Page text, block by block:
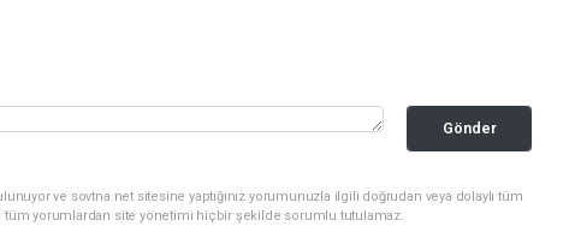
Gönder
ve sovtna.net sitesine yaptığınız yorumunuzla ilgili doğrudan veya dolaylı tüm
tüm yorumlardan site yönetimi hiçbir şekilde sorumlu tutulamaz.